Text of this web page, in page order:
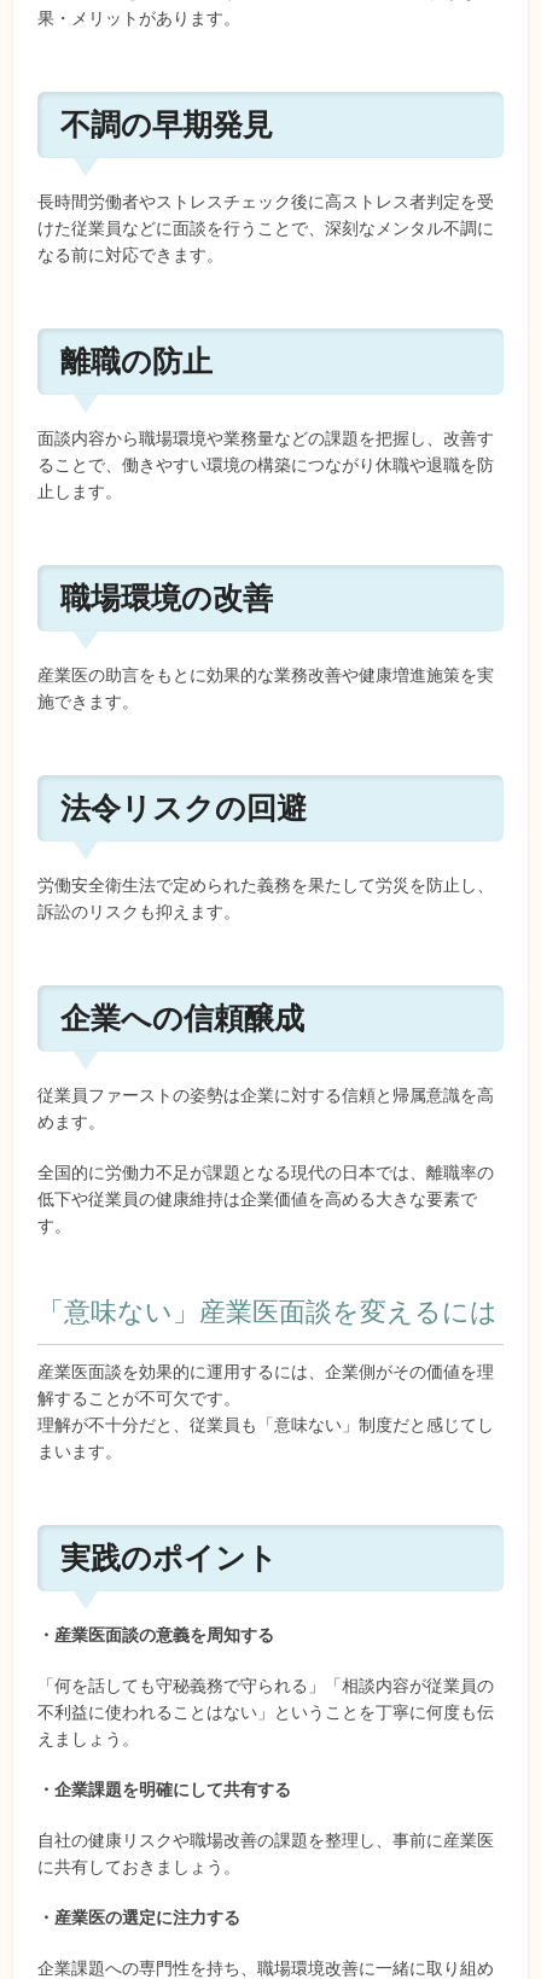
果・メリットがあります。
不調の早期発見
長時間労働者やストレスチェック後に高ストレス者判定を受
けた従業員などに面談を行うことで、深刻なメンタル不調に
なる前に対応できます。
離職の防止
面談内容から職場環境や業務量などの課題を把握し、改善す
ることで、働きやすい環境の構築につながり休職や退職を防
止します。
職場環境の改善
産業医の助言をもとに効果的な業務改善や健康増進施策を実
施できます。
法令リスクの回避
労働安全衛生法で定められた義務を果たして労災を防止し、
訴訟のリスクも抑えます。
企業への信頼醸成
従業員ファーストの姿勢は企業に対する信頼と帰属意識を高
めます。
全国的に労働力不足が課題となる現代の日本では、離職率の
低下や従業員の健康維持は企業価値を高める大きな要素で
す。
「意味ない」産業医面談を変えるには
産業医面談を効果的に運用するには、企業側がその価値を理
解することが不可欠です。
理解が不十分だと、従業員も「意味ない」制度だと感じてし
まいます。
実践のポイント
・産業医面談の意義を周知する
「何を話しても守秘義務で守られる」「相談内容が従業員の
不利益に使われることはない」ということを丁寧に何度も伝
えましょう。
・企業課題を明確にして共有する
自社の健康リスクや職場改善の課題を整理し、事前に産業医
に共有しておきましょう。
・産業医の選定に注力する
企業課題への専門性を持ち、職場環境改善に一緒に取り組め